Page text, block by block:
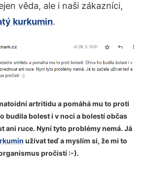
věda, ale i naši zákazníci,
kurkumin.
artritidu a pomáhá mu to proti
budila bolest i v noci a bolestí občas
ani ruce. Nyní tyto problémy nemá. Já
užívat teď a myslím si, že mi to
pročistí :-).